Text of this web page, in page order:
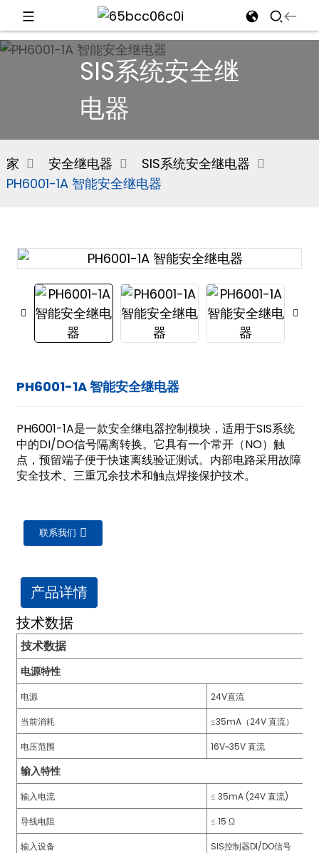
SIS系统安全继
电器
家 安全继电器
SIS系统安全继电器
PH6001-1A 智能安全继电器
PH6001-1A 智能安全继电器
PH6001-1A是一款安全继电器控制模块，适用于SIS系统
中的DI/DO信号隔离转换。它具有一个常开（NO）触
点，预留端子便于快速离线验证测试。内部电路采用故障
安全技术、三重冗余技术和触点焊接保护技术。
联系我们
产品详情
技术数据
技术数据
电源特性
电源 24V直流
当前消耗 ≤35mA（24V 直流）
电压范围 16V~35V 直流
输入特性
输入电流 ≤ 35mA (24V 直流)
导线电阻 ≤ 15 Ω
输入设备 SIS控制器DI/DO信号